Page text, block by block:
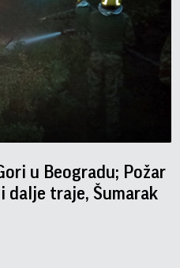
u Beogradu; Požar
dalje traje, Šumarak